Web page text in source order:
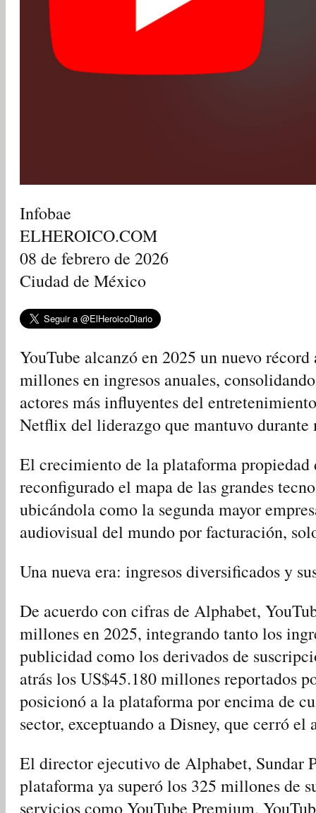
Infobae
ELHEROICO.COM
08 de febrero de 2026
Ciudad de México
YouTube alcanzó en 2025 un nuevo
millones en ingresos anuales,
actores más influyentes del
Netflix del liderazgo que mantuvo durante
El crecimiento de la plataforma propiedad
reconfigurado el mapa de las grandes
ubicándola como la segunda mayor
audiovisual del mundo por facturación,
Una nueva era: ingresos diversificados y
De acuerdo con cifras de Alphabet,
millones en 2025, integrando tanto los
publicidad como los derivados de
atrás los US$45.180 millones reportados
posicionó a la plataforma por encima de
sector, exceptuando a Disney, que cerró
El director ejecutivo de Alphabet, Sundar
plataforma ya superó los 325 millones de
servicios como YouTube Premium,